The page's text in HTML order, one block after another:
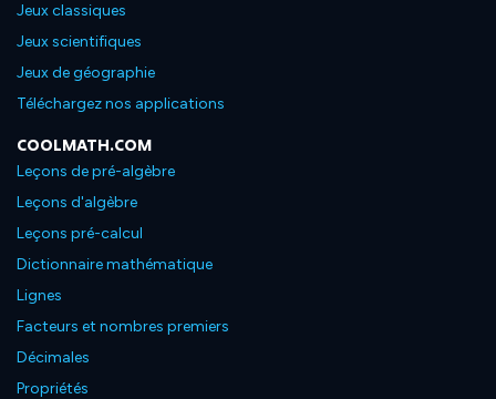
Jeux classiques
Jeux scientifiques
Jeux de géographie
Téléchargez nos applications
COOLMATH.COM
Leçons de pré-algèbre
Leçons d'algèbre
Leçons pré-calcul
Dictionnaire mathématique
Lignes
Facteurs et nombres premiers
Décimales
Propriétés